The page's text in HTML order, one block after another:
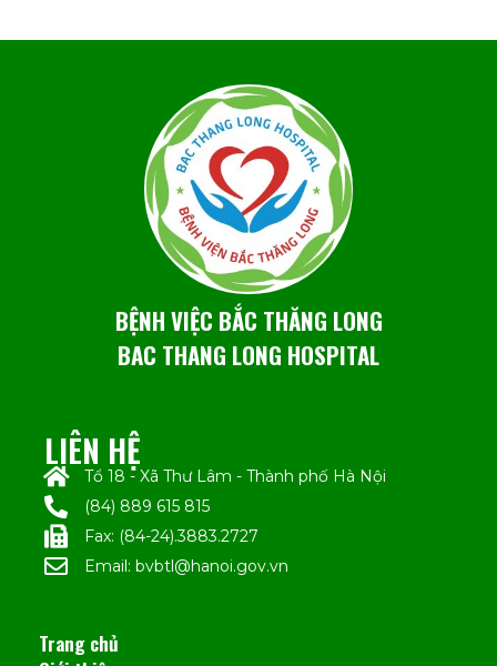
BỆNH VIỆC BẮC THĂNG LONG
BAC THANG LONG HOSPITAL
LIÊN HỆ
Tổ 18 - Xã Thư Lâm - Thành phố Hà Nội
(84) 889 615 815
Fax: (84-24).3883.2727
Email: bvbtl@hanoi.gov.vn
Trang chủ